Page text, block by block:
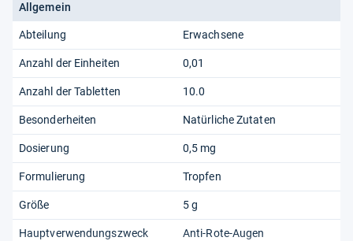
Allgemein
Abteilung Erwachsene
Anzahl der Einheiten 0,01
Anzahl der Tabletten 10.0
Besonderheiten Natürliche Zutaten
Dosierung 0,5 mg
Formulierung Tropfen
Größe 5 g
Hauptverwendungszweck Anti-Rote-Augen